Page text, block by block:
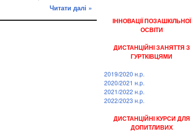
Читати далі »
ІННОВАЦІЇ ПОЗАШКІЛЬНОЇ
ОСВІТИ
ДИСТАНЦІЙНІ ЗАНЯТТЯ З
ГУРТКІВЦЯМИ
2019/2020 н.р.
2020/2021 н.р.
2021/2022 н.р.
2022/2023 н.р.
ДИСТАНЦІЙНІ КУРСИ ДЛЯ
ДОПИТЛИВИХ